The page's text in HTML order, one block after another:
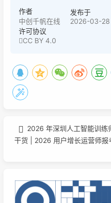
作者
中创千帆在线
发布于
2026-03-28
许可协议
CC BY 4.0
2026 年深圳人工智能训练
干货 | 2026 用户增长运营师报